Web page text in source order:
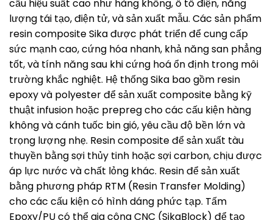
cầu hiệu suất cao như hàng không, ô tô điện, năng
lượng tái tạo, điện tử, và sản xuất mẫu. Các sản phẩm
resin composite Sika được phát triển để cung cấp
sức mạnh cao, cứng hóa nhanh, khả năng san phẳng
tốt, và tính năng sau khi cứng hoá ổn định trong môi
trường khắc nghiệt. Hệ thống Sika bao gồm resin
epoxy và polyester để sản xuất composite bằng kỹ
thuật infusion hoặc prepreg cho các cấu kiện hàng
không và cánh tuốc bin gió, yêu cầu độ bền lớn và
trọng lượng nhẹ. Resin composite để sản xuất tàu
thuyền bằng sợi thủy tinh hoặc sợi carbon, chịu được
áp lực nước và chất lỏng khác. Resin để sản xuất
bằng phương pháp RTM (Resin Transfer Molding)
cho các cấu kiện có hình dáng phức tạp. Tấm
Epoxy/PU có thể gia công CNC (SikaBlock) để tạo